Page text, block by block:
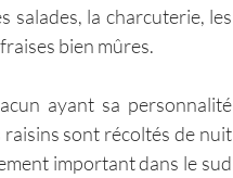
salades, la charcuterie, les
bien mûres.
ayant sa personnalité
sont récoltés de nuit
important dans le sud